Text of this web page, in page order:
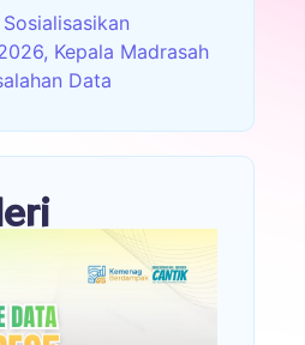
Kepala Madrasah
Data